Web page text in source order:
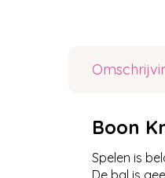
Boon
Spelen is
De bal is